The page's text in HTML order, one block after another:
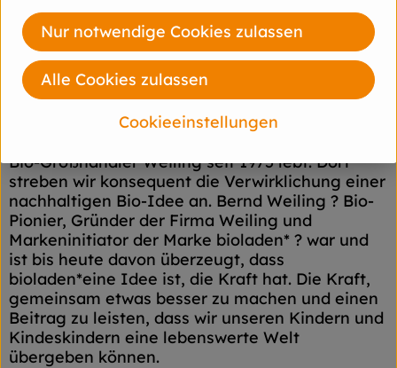
Wir gehen weiter: Wir setzen uns für eine
Zukunft ein, in der Vielfalt in allen Facetten
gelebt wird ? in respektvollem Umgang mit der
Natur und von Mensch zu Mensch. Die Marke
Bio-Großhändler Weiling seit 1975 lebt. Dort
streben wir konsequent die Verwirklichung einer
nachhaltigen Bio-Idee an. Bernd Weiling ? Bio-
Pionier, Gründer der Firma Weiling und
Markeninitiator der Marke bioladen* ? war und
ist bis heute davon überzeugt, dass
bioladen*eine Idee ist, die Kraft hat. Die Kraft,
gemeinsam etwas besser zu machen und einen
Beitrag zu leisten, dass wir unseren Kindern und
Kindeskindern eine lebenswerte Welt
übergeben können.
Cookieeinstellungen
Nur notwendige Cookies zulassen
Alle Cookies zulassen